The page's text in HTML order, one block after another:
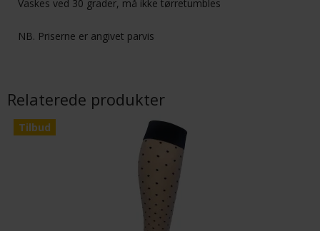
Vaskes ved 30 grader, må ikke tørretumbles
NB. Priserne er angivet parvis
Relaterede produkter
Tilbud